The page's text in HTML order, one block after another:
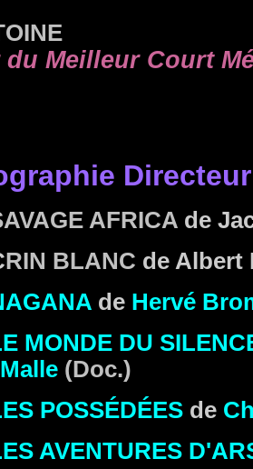
du Meilleur Court
AFRICA de
RIN BLANC de Albert
de Hervé
MONDE DU
(Doc.)
POSSÉDÉES de
AVENTURES